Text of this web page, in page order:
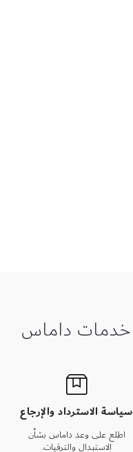
خدمات داماس
سياسة الاسترداد والإرجاع
اطلع على وعد داماس بشأن
الاستبدال والترقيات.